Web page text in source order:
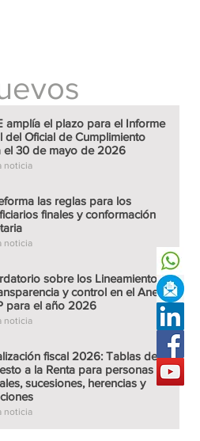
amplía el plazo para el Informe
del Oficial de Cumplimiento
el 30 de mayo de 2026
noticia
las reglas para los
finales y conformación
noticia
sobre los Lineamientos
y control en el Anexo
para el año 2026
noticia
fiscal 2026: Tablas del
a la Renta para personas
sucesiones, herencias y
noticia